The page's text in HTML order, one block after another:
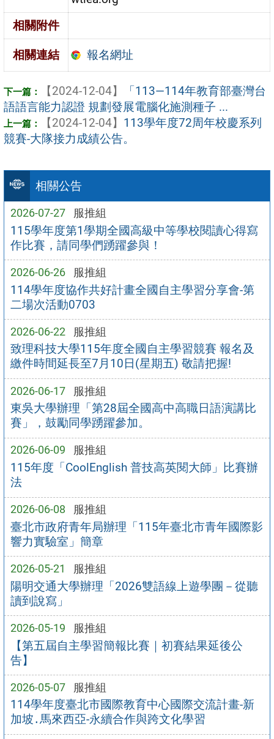
相關公告
2026-07-27 服推組
115學年度第1學期全國高級中等學校閱讀心得寫
作比賽，請同學們踴躍參與！
2026-06-26 服推組
114學年度協作共好計畫全國自主學習分享會-第
二場次活動0703
2026-06-22 服推組
致理科技大學115年度全國自主學習競賽 報名及
繳件時間延長至7月10日(星期五) 敬請把握!
2026-06-17 服推組
東吳大學辦理「第28屆全國高中高職日語演講比
賽」，鼓勵同學踴躍參加。
2026-06-09 服推組
115年度「CoolEnglish 普技高英閱大師」比賽辦
法
2026-06-08 服推組
臺北市政府青年局辦理「115年臺北市青年國際影
響力實驗室」簡章
2026-05-21 服推組
陽明交通大學辦理「2026雙語線上遊學團－從聽
讀到說寫」
2026-05-19 服推組
【第五屆自主學習簡報比賽｜初賽結果延後公
告】
2026-05-07 服推組
114學年度臺北市國際教育中心國際交流計畫-新
加坡․馬來西亞-永續合作與跨文化學習
相關附件
相關連結 報名網址
【2024-12-04】
「113—114年教育部臺灣台
語語言能力認證 規劃發展電腦化施測種子 ...
【2024-12-04】 113學年度72周年校慶系列
競賽-大隊接力成績公告。